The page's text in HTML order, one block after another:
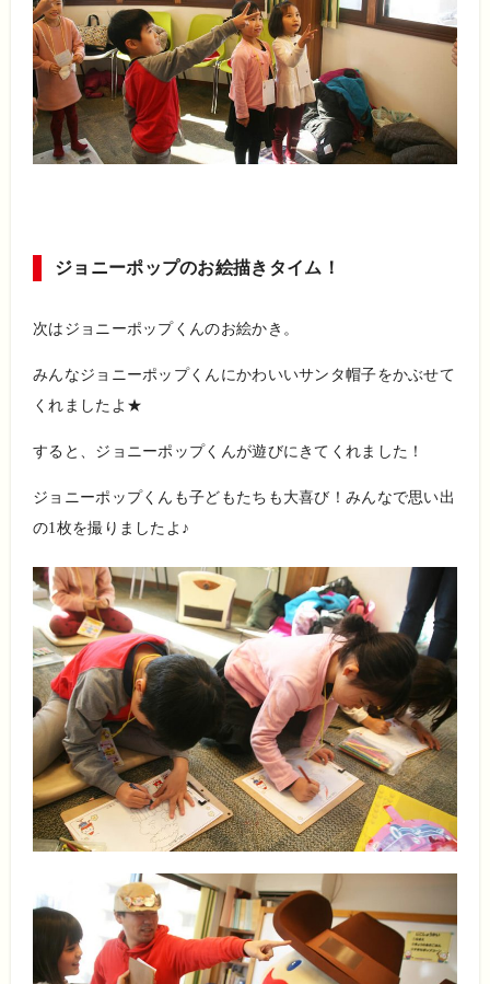
ジョニーポップのお絵描きタイム！
次はジョニーポップくんのお絵かき。
みんなジョニーポップくんにかわいいサンタ帽子をかぶせて
くれましたよ★
すると、ジョニーポップくんが遊びにきてくれました！
ジョニーポップくんも子どもたちも大喜び！みんなで思い出
の1枚を撮りましたよ♪